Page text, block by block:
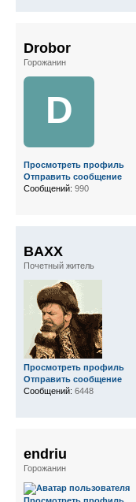
Drobor
Горожанин
D
Просмотреть профиль
Отправить сообщение
Сообщений: 990
BAXX
Почетный житель
Просмотреть профиль
Отправить сообщение
Сообщений: 6448
endriu
Горожанин